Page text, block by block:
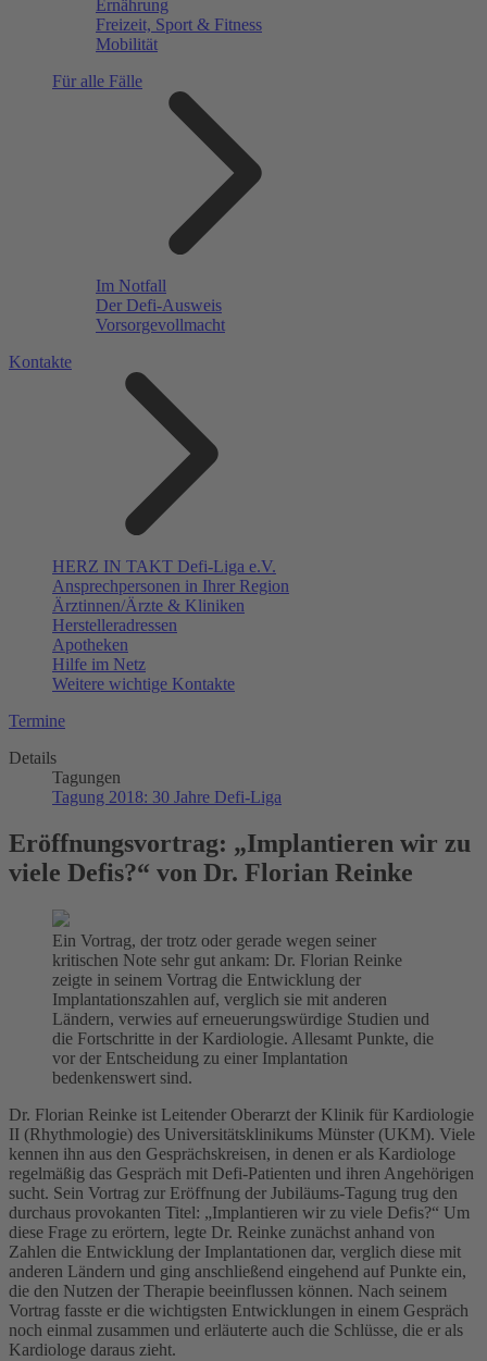
Ernährung
Freizeit, Sport & Fitness
Mobilität
Für alle Fälle
Im Notfall
Der Defi-Ausweis
Vorsorgevollmacht
Kontakte
HERZ IN TAKT Defi-Liga e.V.
Ansprechpersonen in Ihrer Region
Ärztinnen/Ärzte & Kliniken
Herstelleradressen
Apotheken
Hilfe im Netz
Weitere wichtige Kontakte
Termine
Details
Tagungen
Tagung 2018: 30 Jahre Defi-Liga
Eröffnungsvortrag: „Implantieren wir zu
viele Defis?“ von Dr. Florian Reinke
Ein Vortrag, der trotz oder gerade wegen seiner
kritischen Note sehr gut ankam: Dr. Florian Reinke
zeigte in seinem Vortrag die Entwicklung der
Implantationszahlen auf, verglich sie mit anderen
Ländern, verwies auf erneuerungswürdige Studien und
die Fortschritte in der Kardiologie. Allesamt Punkte, die
vor der Entscheidung zu einer Implantation
bedenkenswert sind.
Dr. Florian Reinke ist Leitender Oberarzt der Klinik für Kardiologie
II (Rhythmologie) des Universitätsklinikums Münster (UKM). Viele
kennen ihn aus den Gesprächskreisen, in denen er als Kardiologe
regelmäßig das Gespräch mit Defi-Patienten und ihren Angehörigen
sucht. Sein Vortrag zur Eröffnung der Jubiläums-Tagung trug den
durchaus provokanten Titel: „Implantieren wir zu viele Defis?“ Um
diese Frage zu erörtern, legte Dr. Reinke zunächst anhand von
Zahlen die Entwicklung der Implantationen dar, verglich diese mit
anderen Ländern und ging anschließend eingehend auf Punkte ein,
die den Nutzen der Therapie beeinflussen können. Nach seinem
Vortrag fasste er die wichtigsten Entwicklungen in einem Gespräch
noch einmal zusammen und erläuterte auch die Schlüsse, die er als
Kardiologe daraus zieht.